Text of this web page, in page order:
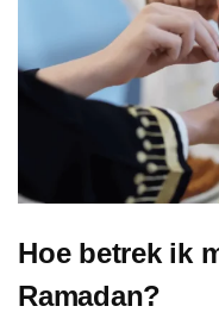
Hoe betrek ik
Ramadan?